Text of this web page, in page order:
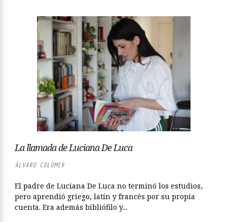
La llamada de Luciana De Luca
ÁLVARO COLOMER
El padre de Luciana De Luca no terminó los estudios,
pero aprendió griego, latín y francés por su propia
cuenta. Era además bibliófilo y...